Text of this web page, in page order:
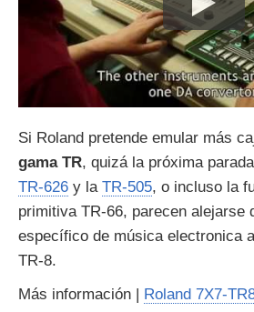
Si Roland pretende emular más
gama TR, quizá la próxima
TR-626 y la TR-505, o incluso la
primitiva TR-66, parecen alejarse
específico de música electronica
TR-8.
Más información | Roland 7X7-